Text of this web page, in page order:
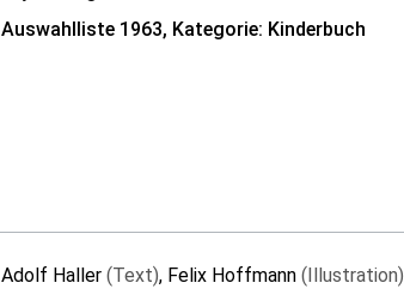
Auswahlliste 1963, Kategorie: Kinderbuch
Adolf Haller (Text), Felix Hoffmann (Illustration)